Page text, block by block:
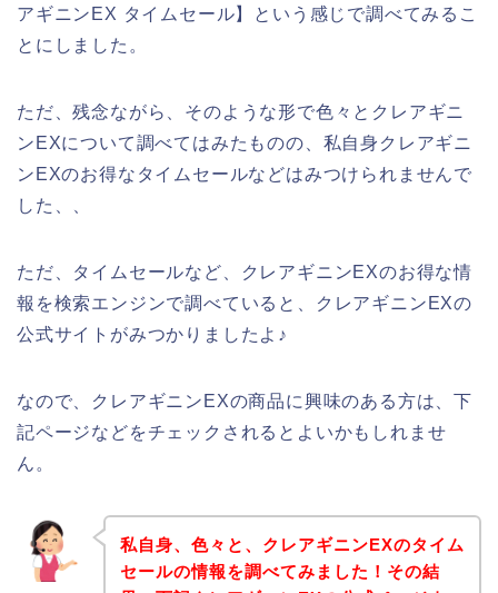
アギニンEX タイムセール】という感じで調べてみるこ
とにしました。
ただ、残念ながら、そのような形で色々とクレアギニ
ンEXについて調べてはみたものの、私自身クレアギニ
ンEXのお得なタイムセールなどはみつけられませんで
した、、
ただ、タイムセールなど、クレアギニンEXのお得な情
報を検索エンジンで調べていると、クレアギニンEXの
公式サイトがみつかりましたよ♪
なので、クレアギニンEXの商品に興味のある方は、下
記ページなどをチェックされるとよいかもしれませ
ん。
私自身、色々と、クレアギニンEXのタイム
セールの情報を調べてみました！その結